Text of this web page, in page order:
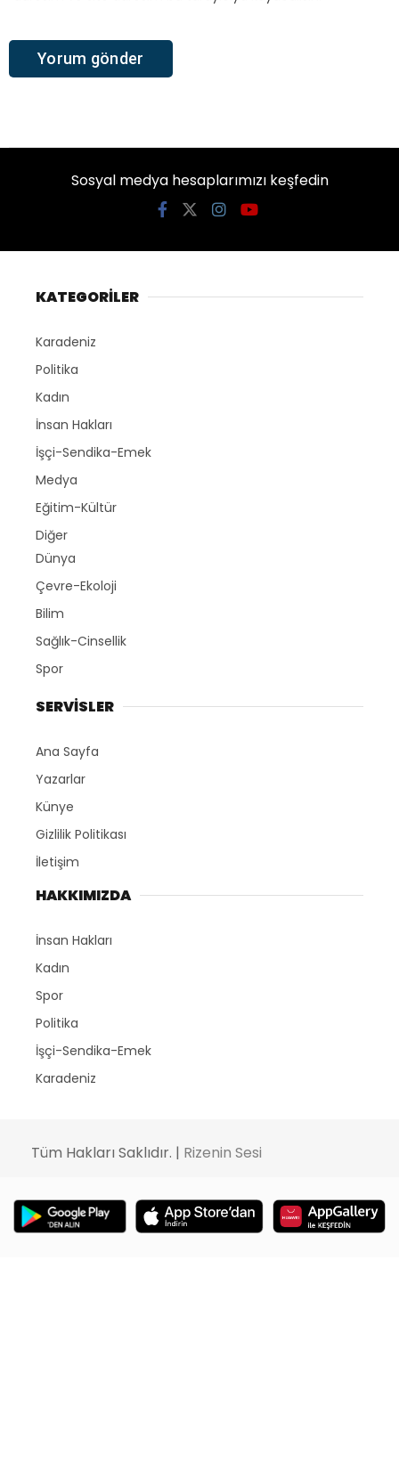
Sosyal medya hesaplarımızı keşfedin
KATEGORİLER
Karadeniz
Politika
Kadın
İnsan Hakları
İşçi-Sendika-Emek
Medya
Eğitim-Kültür
Diğer
Dünya
Çevre-Ekoloji
Bilim
Sağlık-Cinsellik
Spor
SERVİSLER
Ana Sayfa
Yazarlar
Künye
Gizlilik Politikası
İletişim
HAKKIMIZDA
İnsan Hakları
Kadın
Spor
Politika
İşçi-Sendika-Emek
Karadeniz
Tüm Hakları Saklıdır. | Rizenin Sesi